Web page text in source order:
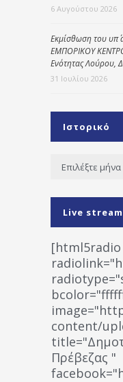
6 Αυγούστου 2026
Εκμίσθωση του υπ΄
ΕΜΠΟΡΙΚΟΥ
Ενότητας Λούρου,
31 Ιουλίου 2026
Ιστορικό
Ιστορικό
Live stream
[html5radio
content/
Πρέβεζας "